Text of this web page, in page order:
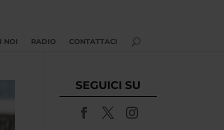
NOI RADIO CONTATTACI
SEGUICI SU